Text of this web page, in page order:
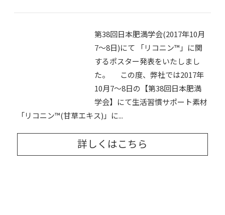
第38回日本肥満学会(2017年10月
7～8日)にて 「リコニン™」に関
するポスター発表をいたしまし
た。 この度、弊社では2017年
10月7～8日の【第38回日本肥満
学会】にて生活習慣サポート素材
「リコニン™(甘草エキス)」に...
詳しくはこちら